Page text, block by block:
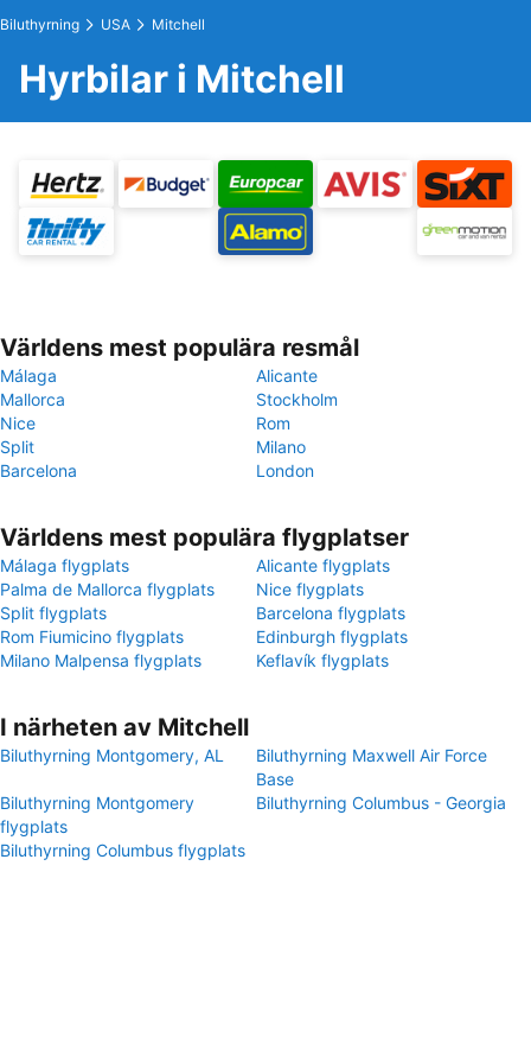
Biluthyrning USA Mitchell
Hyrbilar i Mitchell
Världens mest populära resmål
Málaga
Alicante
Mallorca
Stockholm
Nice
Rom
Split
Milano
Barcelona
London
Världens mest populära flygplatser
Málaga flygplats
Alicante flygplats
Palma de Mallorca flygplats
Nice flygplats
Split flygplats
Barcelona flygplats
Rom Fiumicino flygplats
Edinburgh flygplats
Milano Malpensa flygplats
Keflavík flygplats
I närheten av Mitchell
Biluthyrning Montgomery, AL
Biluthyrning Maxwell Air Force
Base
Biluthyrning Montgomery
flygplats
Biluthyrning Columbus - Georgia
Biluthyrning Columbus flygplats